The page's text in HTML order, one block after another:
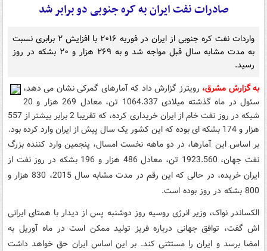
صادرات نفت ایران به کره جنوبی دو برابر شد
واردات نفت کره جنوبی از ایران در فوریه ۲۰۱۶ با افزایش ۲ برابری نسبت
به مدت مشابه سال قبل مواجه شد و به ۲۶۹ هزار و ۲۰ بشکه در روز
رسید.
به گزارش مشرق، رویترز گزارش داد که آمارهای گمرکی نشان می دهد،
سئول در ماه گذشته میلادی 1064.337 تن، معادل 269 هزار و 20
شبکه در روز نفت خام از ایران خریداری کرده، که تقریبا 2 برابر بیشتر از 557
هزار و 174 بشکه ای بوده که این کشور یک سال پیش از ایران وارد کرده بود.
بر اساس این آمارها، در دو ماهه نخست امسال، پنجمین وارد کننده بزرگ
نفت جهان، 1923.560 تن، معادل 486 هزار و 196 بشکه در روز نفت از
ایران خریده، در حالی که این رقم در مدت مشابه سال 2015، 830 هزار و
800 بشکه در روز بوده است.
الکساندر نواک، وزیر انرژی روسیه روز دوشنبه پس از دیدار با همتای ایرانی
اش گفت، توافق جهانی درباره فریز تولید ممکن است در ماه آوریل به
امضا برسد و ایران را مستثنی کند. بر این اساس ایران حق خواهد داشت